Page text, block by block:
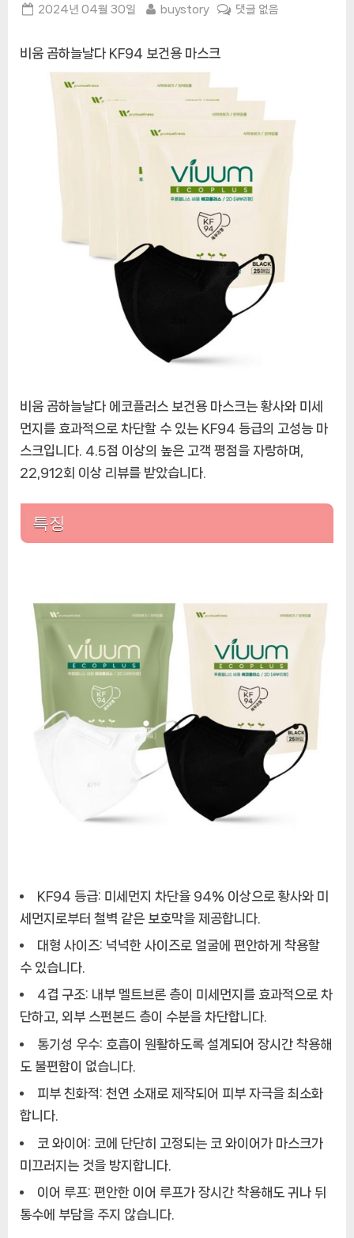
Posted
2024년 04월 30일 By
buystory
황
먼
지
걱
없
이
비
움
하
스
크
에
댓글 없음
비움 곰하늘날다 KF94 보건용 마스크
비움 곰하늘날다 에코플러스 보건용 마스크는 황사와 미세
먼지를 효과적으로 차단할 수 있는 KF94 등급의 고성능 마
스크입니다. 4.5점 이상의 높은 고객 평점을 자랑하며,
22,912회 이상 리뷰를 받았습니다.
특징
KF94 등급: 미세먼지 차단율 94% 이상으로 황사와 미
세먼지로부터 철벽 같은 보호막을 제공합니다.
대형 사이즈: 넉넉한 사이즈로 얼굴에 편안하게 착용할
수 있습니다.
4겹 구조: 내부 멜트브론 층이 미세먼지를 효과적으로 차
단하고, 외부 스펀본드 층이 수분을 차단합니다.
통기성 우수: 호흡이 원활하도록 설계되어 장시간 착용해
도 불편함이 없습니다.
피부 친화적: 천연 소재로 제작되어 피부 자극을 최소화
합니다.
코 와이어: 코에 단단히 고정되는 코 와이어가 마스크가
미끄러지는 것을 방지합니다.
이어 루프: 편안한 이어 루프가 장시간 착용해도 귀나 뒤
통수에 부담을 주지 않습니다.